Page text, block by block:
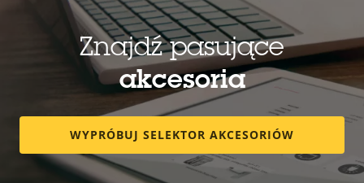
Box cameras
AXIS M1055-L Box Camera
Ekonomiczna kamera HDTV 1080p z
Znajdź pasujące
akcesoria
WYPRÓBUJ SELEKTOR AKCESORIÓW